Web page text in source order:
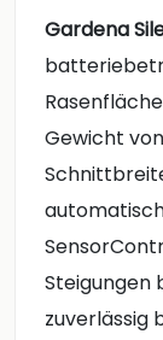
Gardena
Gewicht
Steigungen
zuverlässig